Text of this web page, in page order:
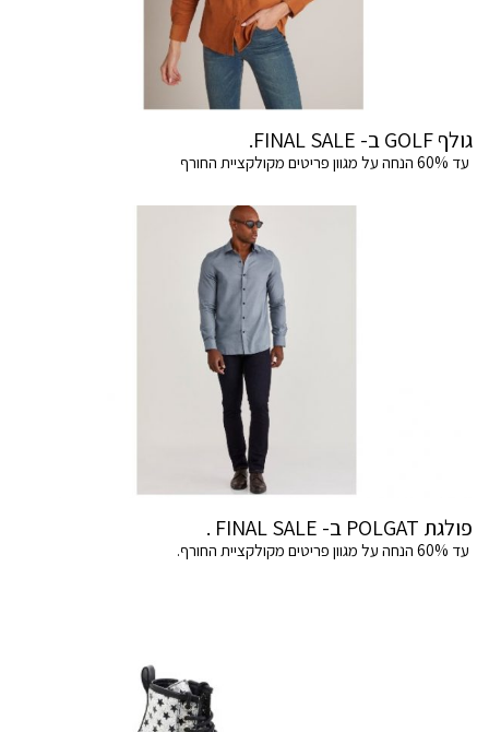
גולף GOLF ב- FINAL SALE.
עד 60% הנחה על מגוון פריטים מקולקציית החורף
פולגת POLGAT ב- FINAL SALE .
עד 60% הנחה על מגוון פריטים מקולקציית החורף.